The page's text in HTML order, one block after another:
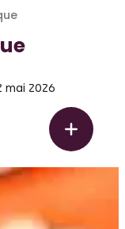
mai 2026